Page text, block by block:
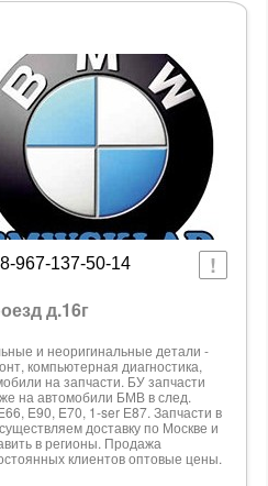
967-137-50-14
д.16г
и неоригинальные детали -
компьютерная диагностика,
запчасти. БУ запчасти
на автомобили БМВ в след.
E90, E70, 1-ser Е87. Запчасти в
доставку по Москве и
в регионы. Продажа
клиентов оптовые цены.